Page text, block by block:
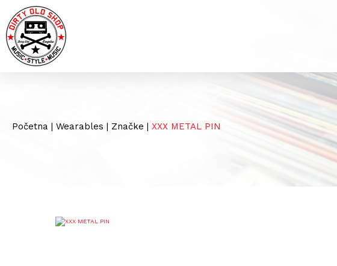
Početna | Wearables | Značke | XXX METAL PIN